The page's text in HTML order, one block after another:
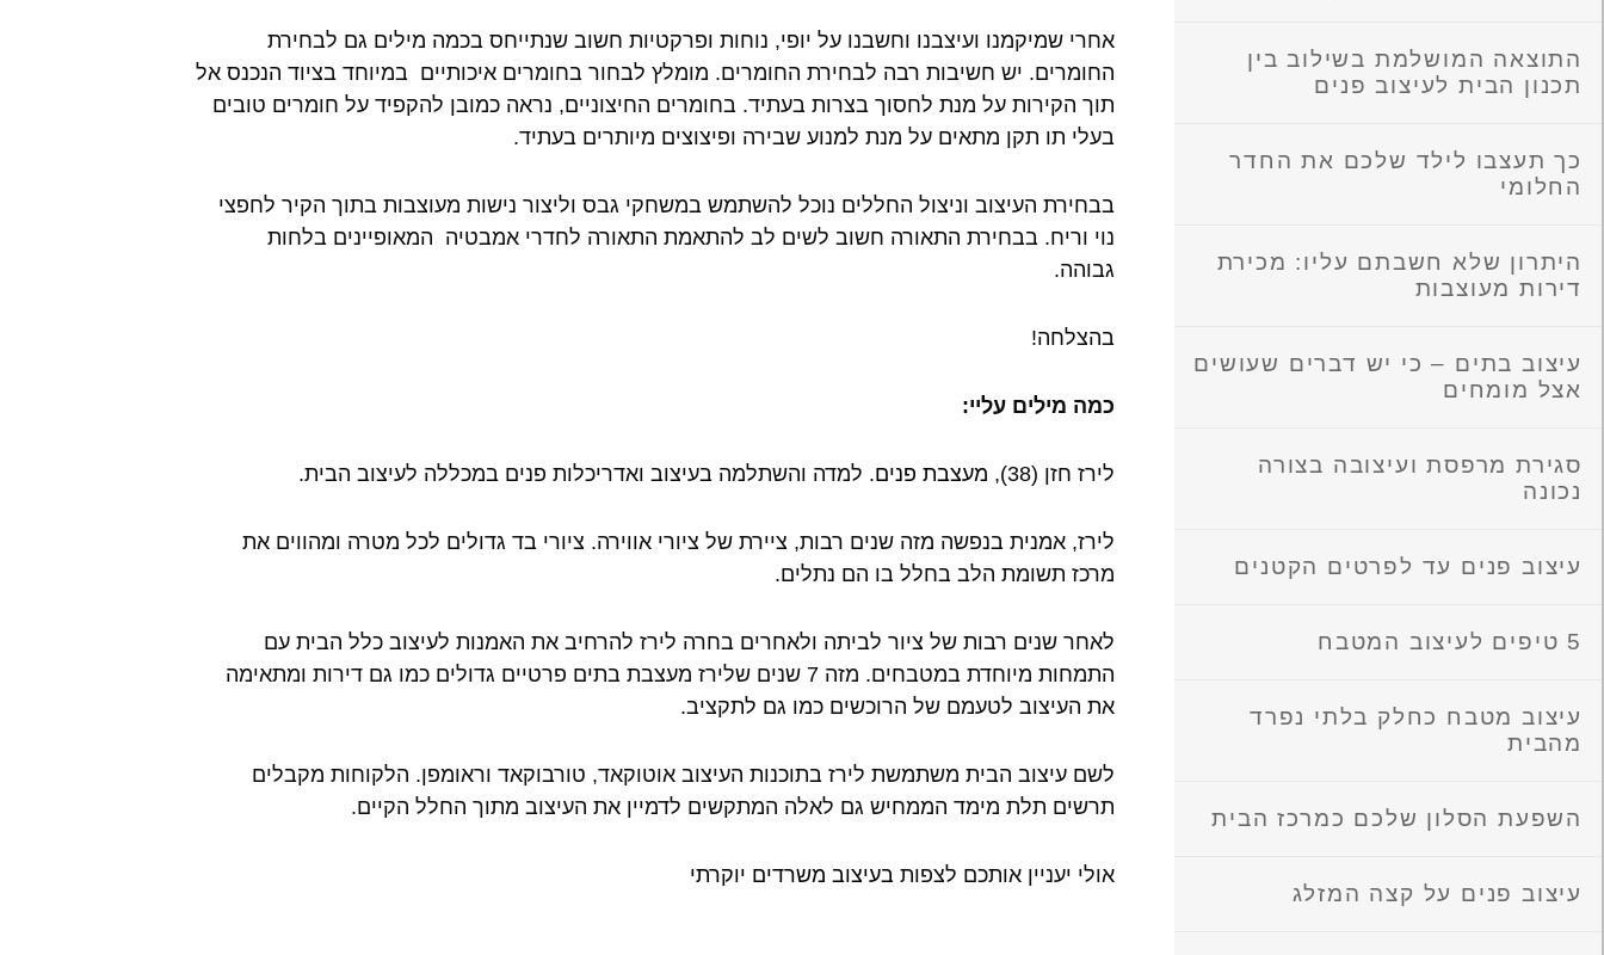
התוצאה המושלמת בשילוב בין
תכנון הבית לעיצוב פנים
כך תעצבו לילד שלכם את החדר
החלומי
היתרון שלא חשבתם עליו: מכירת
דירות מעוצבות
עיצוב בתים – כי יש דברים שעושים
אצל מומחים
סגירת מרפסת ועיצובה בצורה
נכונה
עיצוב פנים עד לפרטים הקטנים
5 טיפים לעיצוב המטבח
עיצוב מטבח כחלק בלתי נפרד
מהבית
השפעת הסלון שלכם כמרכז הבית
עיצוב פנים על קצה המזלג
אחרי שמיקמנו ועיצבנו וחשבנו על יופי, נוחות ופרקטיות חשוב שנתייחס בכמה מילים גם לבחירת
החומרים. יש חשיבות רבה לבחירת החומרים. מומלץ לבחור בחומרים איכותיים במיוחד בציוד הנכנס אל
תוך הקירות על מנת לחסוך בצרות בעתיד. בחומרים החיצוניים, נראה כמובן להקפיד על חומרים טובים
בעלי תו תקן מתאים על מנת למנוע שבירה ופיצוצים מיותרים בעתיד.
בבחירת העיצוב וניצול החללים נוכל להשתמש במשחקי גבס וליצור נישות מעוצבות בתוך הקיר לחפצי
נוי וריח. בבחירת התאורה חשוב לשים לב להתאמת התאורה לחדרי אמבטיה המאופיינים בלחות
גבוהה.
בהצלחה!
כמה מילים עליי:
לירז חזן (38), מעצבת פנים. למדה והשתלמה בעיצוב ואדריכלות פנים במכללה לעיצוב הבית.
לירז, אמנית בנפשה מזה שנים רבות, ציירת של ציורי אווירה. ציורי בד גדולים לכל מטרה ומהווים את
מרכז תשומת הלב בחלל בו הם נתלים.
לאחר שנים רבות של ציור לביתה ולאחרים בחרה לירז להרחיב את האמנות לעיצוב כלל הבית עם
התמחות מיוחדת במטבחים. מזה 7 שנים שלירז מעצבת בתים פרטיים גדולים כמו גם דירות ומתאימה
את העיצוב לטעמם של הרוכשים כמו גם לתקציב.
לשם עיצוב הבית משתמשת לירז בתוכנות העיצוב אוטוקאד, טורבוקאד וראומפן. הלקוחות מקבלים
תרשים תלת מימד הממחיש גם לאלה המתקשים לדמיין את העיצוב מתוך החלל הקיים.
אולי יעניין אותכם לצפות בעיצוב משרדים יוקרתי